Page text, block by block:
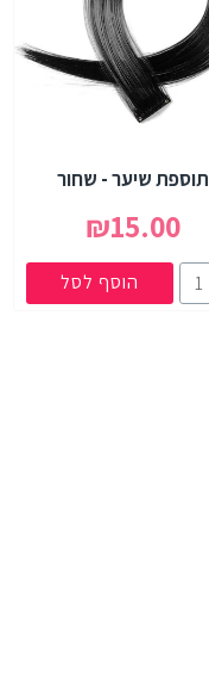
תוספת שיער - שחור
₪15.00
הוסף לסל